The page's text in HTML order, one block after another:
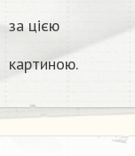
за цією
картиною.